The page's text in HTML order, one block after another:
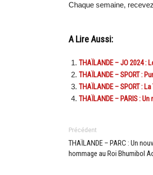
Chaque semaine,
A Lire Aussi:
THAÏLANDE – JO 2024 :
THAÏLANDE – SPORT :
THAÏLANDE – SPORT :
THAÏLANDE – PARIS :
Précédent
THAÏLANDE – PARC : Un
hommage au Roi Bhumibol